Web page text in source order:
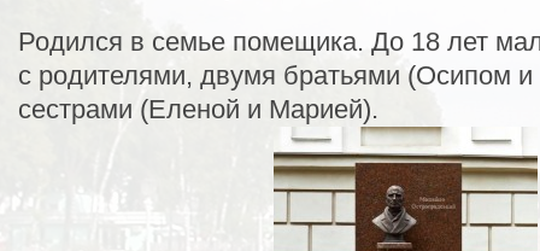
Родился в семье помещика. До 18 лет
с родителями, двумя братьями (Осипом
сестрами (Еленой и Марией).